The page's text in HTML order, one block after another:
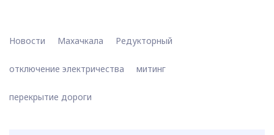
Новости Махачкала Редукторный
отключение электричества митинг
перекрытие дороги